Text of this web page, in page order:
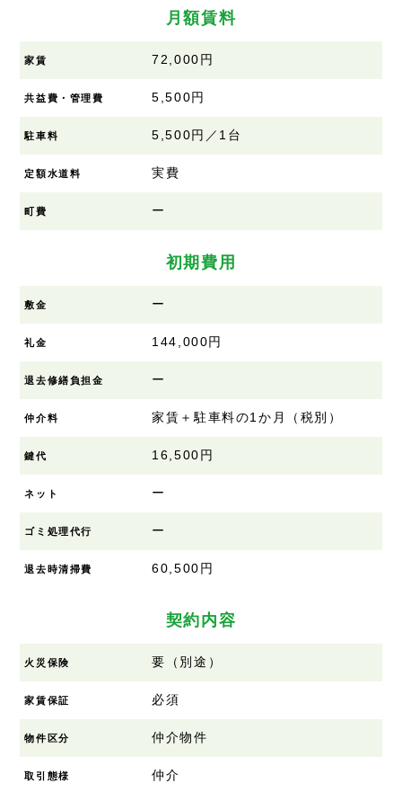
月額賃料
家賃 72,000円
共益費・管理費 5,500円
駐車料 5,500円／1台
定額水道料 実費
町費 ー
初期費用
敷金 ー
礼金 144,000円
退去修繕負担金 ー
仲介料 家賃＋駐車料の1か月（税別）
鍵代 16,500円
ネット ー
ゴミ処理代行 ー
退去時清掃費 60,500円
契約内容
火災保険 要（別途）
家賃保証 必須
物件区分 仲介物件
取引態様 仲介